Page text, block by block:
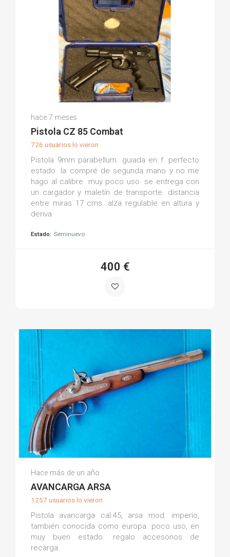
(0)
hace 7 meses
Pistola CZ 85 Combat
726 usuarios lo vieron
Pistola 9mm parabellum. guiada en f. perfecto
estado. la compré de segunda mano y no me
hago al calibre. muy poco uso. se entrega con
un cargador y maletín de transporte. distancia
entre miras 17 cms. alza regulable en altura y
deriva.
Estado: Seminuevo
400 €
Juan C.
(0)
Hace más de un año
AVANCARGA ARSA
1257 usuarios lo vieron
Pistola avancarga cal.45, arsa mod. imperio,
también conocida como europa. poco uso, en
muy buen estado. regalo accesorios de
recarga.